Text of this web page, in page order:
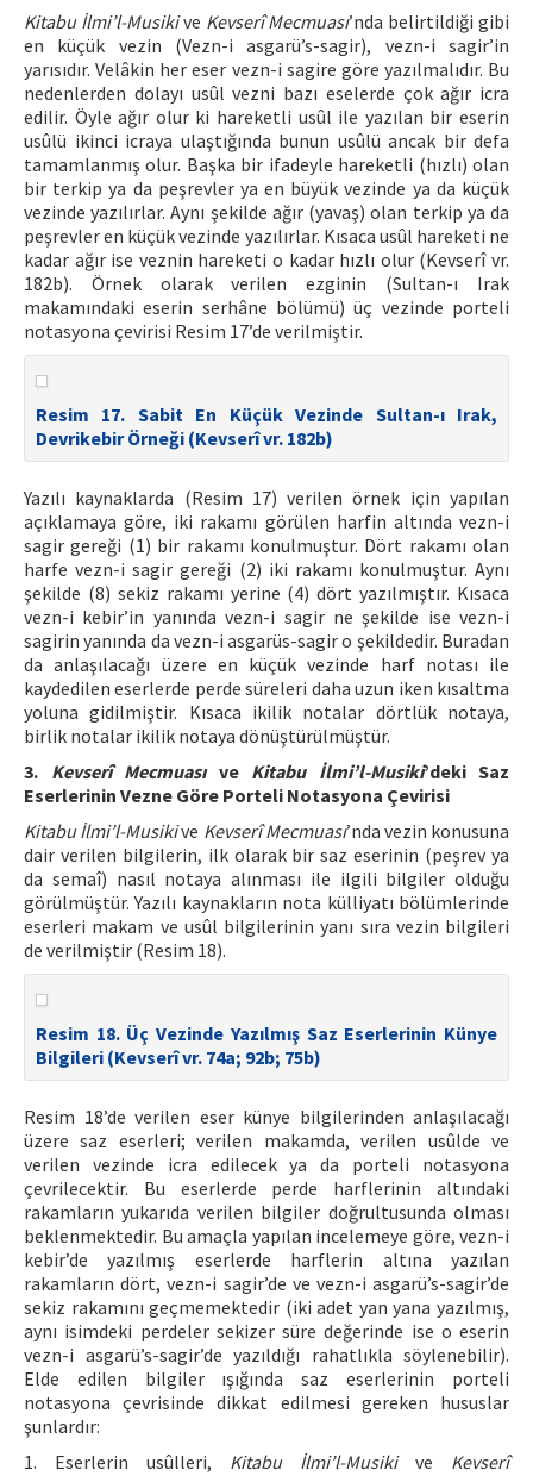
Kitabu İlmi’l-Musikive Kevserî Mecmuası’nda belirtildiği gibi
en küçük vezin (Vezn-i asgarü’s-sagir), vezn-i sagir’in
yarısıdır. Velâkin her eser vezn-i sagire göre yazılmalıdır. Bu
nedenlerden dolayı usûl vezni bazı eselerde çok ağır icra
edilir. Öyle ağır olur ki hareketli usûl ile yazılan bir eserin
usûlü ikinci icraya ulaştığında bunun usûlü ancak bir defa
tamamlanmış olur. Başka bir ifadeyle hareketli (hızlı) olan
bir terkip ya da peşrevler ya en büyük vezinde ya da küçük
vezinde yazılırlar. Aynı şekilde ağır (yavaş) olan terkip ya da
peşrevler en küçük vezinde yazılırlar. Kısaca usûl hareketi ne
kadar ağır ise veznin hareketi o kadar hızlı olur (Kevserî vr.
182b). Örnek olarak verilen ezginin (Sultan-ı Irak
makamındaki eserin serhâne bölümü) üç vezinde porteli
notasyona çevirisi Resim 17’de verilmiştir.
Resim 17. Sabit En Küçük Vezinde Sultan-ı Irak,
Devrikebir Örneği (Kevserî vr. 182b)
Yazılı kaynaklarda (Resim 17) verilen örnek için yapılan
açıklamaya göre, iki rakamı görülen harfin altında vezn-i
sagir gereği (1) bir rakamı konulmuştur. Dört rakamı olan
harfe vezn-i sagir gereği (2) iki rakamı konulmuştur. Aynı
şekilde (8) sekiz rakamı yerine (4) dört yazılmıştır. Kısaca
vezn-i kebir’in yanında vezn-i sagir ne şekilde ise vezn-i
sagirin yanında da vezn-i asgarüs-sagir o şekildedir. Buradan
da anlaşılacağı üzere en küçük vezinde harf notası ile
kaydedilen eserlerde perde süreleri daha uzun iken kısaltma
yoluna gidilmiştir. Kısaca ikilik notalar dörtlük notaya,
birlik notalar ikilik notaya dönüştürülmüştür.
3. Kevserî Mecmuasıve Kitabu İlmi’l-Musiki’deki Saz
Eserlerinin Vezne Göre Porteli Notasyona Çevirisi
Kitabu İlmi’l-Musikive Kevserî Mecmuası’nda vezin konusuna
dair verilen bilgilerin, ilk olarak bir saz eserinin (peşrev ya
da semaî) nasıl notaya alınması ile ilgili bilgiler olduğu
görülmüştür. Yazılı kaynakların nota külliyatı bölümlerinde
eserleri makam ve usûl bilgilerinin yanı sıra vezin bilgileri
de verilmiştir (Resim 18).
Resim 18. Üç Vezinde Yazılmış Saz Eserlerinin Künye
Bilgileri (Kevserî vr. 74a; 92b; 75b)
Resim 18’de verilen eser künye bilgilerinden anlaşılacağı
üzere saz eserleri; verilen makamda, verilen usûlde ve
verilen vezinde icra edilecek ya da porteli notasyona
çevrilecektir. Bu eserlerde perde harflerinin altındaki
rakamların yukarıda verilen bilgiler doğrultusunda olması
beklenmektedir. Bu amaçla yapılan incelemeye göre, vezn-i
kebir’de yazılmış eserlerde harflerin altına yazılan
rakamların dört, vezn-i sagir’de ve vezn-i asgarü’s-sagir’de
sekiz rakamını geçmemektedir (iki adet yan yana yazılmış,
aynı isimdeki perdeler sekizer süre değerinde ise o eserin
vezn-i asgarü’s-sagir’de yazıldığı rahatlıkla söylenebilir).
Elde edilen bilgiler ışığında saz eserlerinin porteli
notasyona çevrisinde dikkat edilmesi gereken hususlar
şunlardır:
1. Eserlerin usûlleri, Kitabu İlmi’l-Musikive Kevserî